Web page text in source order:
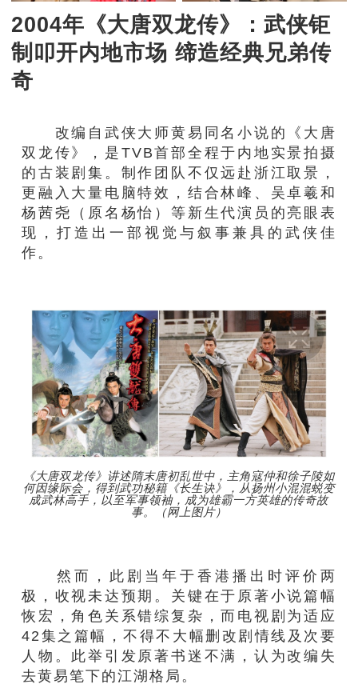
2004年《大唐双龙传》：武侠钜
制叩开内地市场 缔造经典兄弟传
奇
改编自武侠大师黄易同名小说的《大唐
双龙传》，是TVB首部全程于内地实景拍摄
的古装剧集。制作团队不仅远赴浙江取景，
更融入大量电脑特效，结合林峰、吴卓羲和
杨茜尧（原名杨怡）等新生代演员的亮眼表
现，打造出一部视觉与叙事兼具的武侠佳
作。
《大唐双龙传》讲述隋末唐初乱世中，主角寇仲和徐子陵如
何因缘际会，得到武功秘籍《长生诀》，从扬州小混混蜕变
成武林高手，以至军事领袖，成为雄霸一方英雄的传奇故
事。（网上图片）
然而，此剧当年于香港播出时评价两
极，收视未达预期。关键在于原著小说篇幅
恢宏，角色关系错综复杂，而电视剧为适应
42集之篇幅，不得不大幅删改剧情线及次要
人物。此举引发原著书迷不满，认为改编失
去黄易笔下的江湖格局。